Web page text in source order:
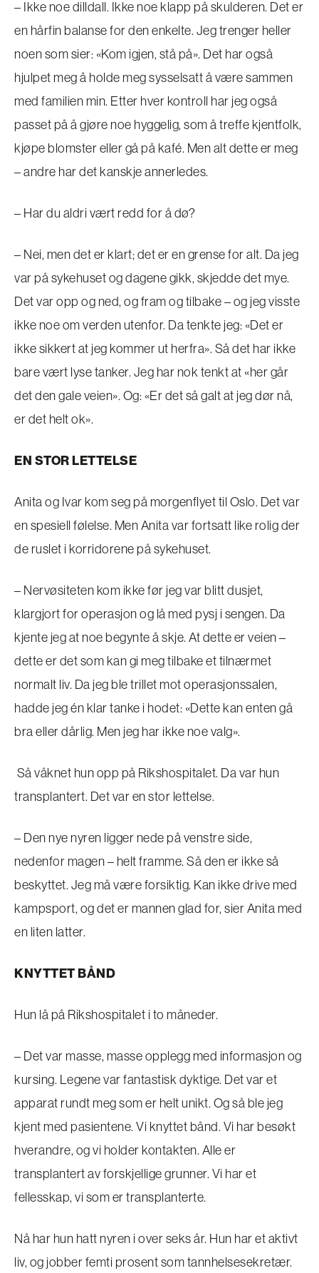
– Ikke noe dilldall. Ikke noe klapp på skulderen. Det er
en hårfin balanse for den enkelte. Jeg trenger heller
noen som sier: «Kom igjen, stå på». Det har også
hjulpet meg å holde meg sysselsatt å være sammen
med familien min. Etter hver kontroll har jeg også
passet på å gjøre noe hyggelig, som å treffe kjentfolk,
kjøpe blomster eller gå på kafé. Men alt dette er meg
– andre har det kanskje annerledes.
– Har du aldri vært redd for å dø?
– Nei, men det er klart; det er en grense for alt. Da jeg
var på sykehuset og dagene gikk, skjedde det mye.
Det var opp og ned, og fram og tilbake – og jeg visste
ikke noe om verden utenfor. Da tenkte jeg: «Det er
ikke sikkert at jeg kommer ut herfra». Så det har ikke
bare vært lyse tanker. Jeg har nok tenkt at «her går
det den gale veien». Og: «Er det så galt at jeg dør nå,
er det helt ok».
EN STOR LETTELSE
Anita og Ivar kom seg på morgenflyet til Oslo. Det var
en spesiell følelse. Men Anita var fortsatt like rolig der
de ruslet i korridorene på sykehuset.
– Nervøsiteten kom ikke før jeg var blitt dusjet,
klargjort for operasjon og lå med pysj i sengen. Da
kjente jeg at noe begynte å skje. At dette er veien –
dette er det som kan gi meg tilbake et tilnærmet
normalt liv. Da jeg ble trillet mot operasjonssalen,
hadde jeg én klar tanke i hodet: «Dette kan enten gå
bra eller dårlig. Men jeg har ikke noe valg».
Så våknet hun opp på Rikshospitalet. Da var hun
transplantert. Det var en stor lettelse.
– Den nye nyren ligger nede på venstre side,
nedenfor magen – helt framme. Så den er ikke så
beskyttet. Jeg må være forsiktig. Kan ikke drive med
kampsport, og det er mannen glad for, sier Anita med
en liten latter.
KNYTTET BÅND
Hun lå på Rikshospitalet i to måneder.
– Det var masse, masse opplegg med informasjon og
kursing. Legene var fantastisk dyktige. Det var et
apparat rundt meg som er helt unikt. Og så ble jeg
kjent med pasientene. Vi knyttet bånd. Vi har besøkt
hverandre, og vi holder kontakten. Alle er
transplantert av forskjellige grunner. Vi har et
fellesskap, vi som er transplanterte.
Nå har hun hatt nyren i over seks år. Hun har et aktivt
liv, og jobber femti prosent som tannhelsesekretær.